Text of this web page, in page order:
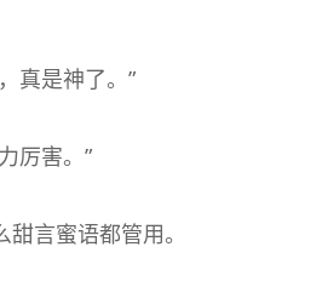
真是神了。”
厉害。”
言蜜语都管用。